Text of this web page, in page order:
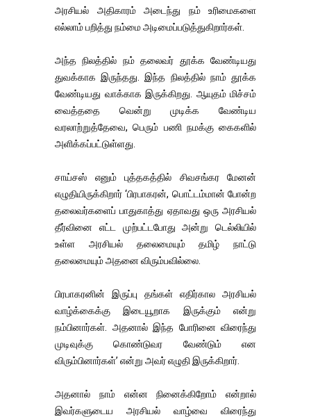
அரசியல் அதிகாரம் அடைந்து நம் உரிமைகளை
எல்லாம் பறித்து நம்மை அடிமைப்படுத்துகிறார்கள்.
அந்த நிலத்தில் நம் தலைவர் தூக்க வேண்டியது
துவக்காக இருந்தது. இந்த நிலத்தில் நாம் தூக்க
வேண்டியது வாக்காக இருக்கிறது. ஆயுதம் மிச்சம்
வைத்ததை வென்று முடிக்க வேண்டிய
வரலாற்றுத்தேவை, பெரும் பணி நமக்கு கைகளில்
அளிக்கப்பட்டுள்ளது.
சாய்சஸ் எனும் புத்தகத்தில் சிவசங்கர மேனன்
எழுதியிருக்கிறார் ‘பிரபாகரன், பொட்டம்மான் போன்ற
தலைவர்களைப் பாதுகாத்து ஏதாவது ஒரு அரசியல்
தீர்வினை எட்ட முற்பட்டபோது அன்று டெல்லியில்
உள்ள அரசியல் தலைமையும் தமிழ் நாட்டு
தலைமையும் அதனை விரும்பவில்லை.
பிரபாகரனின் இருப்பு தங்கள் எதிர்கால அரசியல்
வாழ்க்கைக்கு இடையூறாக இருக்கும் என்று
நம்பினார்கள். அதனால் இந்த போரினை விரைந்து
முடிவுக்கு கொண்டுவர வேண்டும் என
விரும்பினார்கள்’ என்று அவர் எழுதி இருக்கிறார்.
அதனால் நாம் என்ன நினைக்கிறோம் என்றால்
இவர்களுடைய அரசியல் வாழ்வை விரைந்து